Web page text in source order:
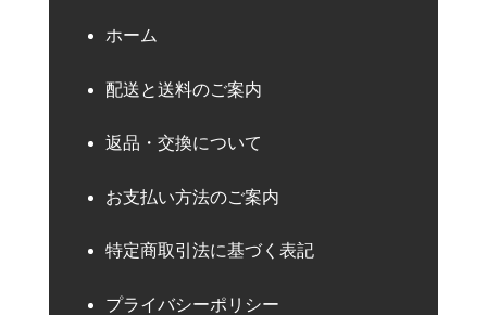
ホーム
配送と送料のご案内
返品・交換について
お支払い方法のご案内
特定商取引法に基づく表記
プライバシーポリシー